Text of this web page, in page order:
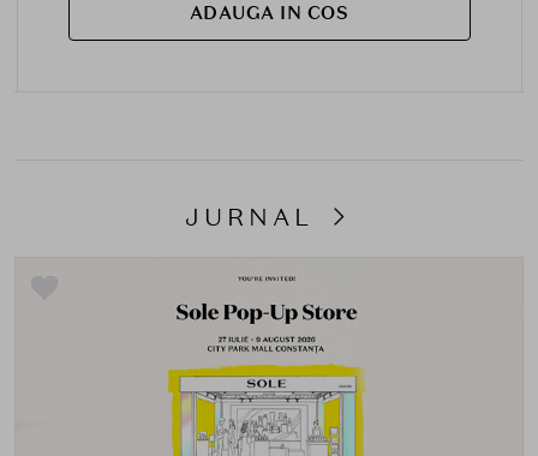
ADAUGA IN COS
JURNAL